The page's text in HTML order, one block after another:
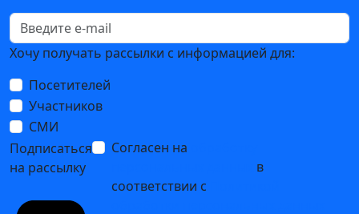
Хочу получать рассылки с информацией для:
Посетителей
Участников
СМИ
Подписаться
на рассылку
Согласен на
в
соответствии с